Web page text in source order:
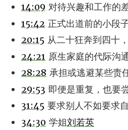
14:09 对待兴趣和工作的
15:42 正式出道前的小段
20:15 从二十狂奔到四十
24:21 原生家庭的代际沟
28:28 承担或逃避某些责
29:53 即便是重复，也要
31:45 要求别人不如要求
34:30 学姐刘若英